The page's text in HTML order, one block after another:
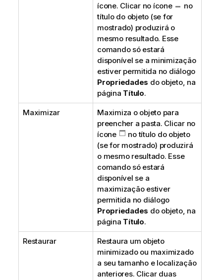
ícone. Clicar no ícone
no
título do objeto (se for
mostrado) produzirá o
mesmo resultado. Esse
comando só estará
disponível se a minimização
estiver permitida no diálogo
Propriedades do objeto, na
página Título.
Maximizar
Maximiza o objeto para
preencher a pasta. Clicar no
ícone
no título do objeto
(se for mostrado) produzirá
o mesmo resultado. Esse
comando só estará
disponível se a
maximização estiver
permitida no diálogo
Propriedades do objeto, na
página Título.
Restaurar
Restaura um objeto
minimizado ou maximizado
a seu tamanho e localização
anteriores. Clicar duas